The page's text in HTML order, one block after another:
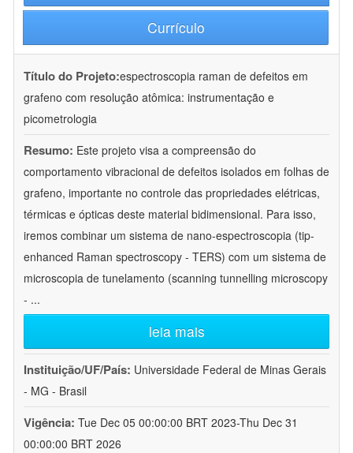
Currículo
Título do Projeto:espectroscopia raman de defeitos em
grafeno com resolução atômica: instrumentação e
picometrologia
Resumo: Este projeto visa a compreensão do
comportamento vibracional de defeitos isolados em folhas de
grafeno, importante no controle das propriedades elétricas,
térmicas e ópticas deste material bidimensional. Para isso,
iremos combinar um sistema de nano-espectroscopia (tip-
enhanced Raman spectroscopy - TERS) com um sistema de
microscopia de tunelamento (scanning tunnelling microscopy
- ...
leia mais
Instituição/UF/País: Universidade Federal de Minas Gerais
- MG - Brasil
Vigência: Tue Dec 05 00:00:00 BRT 2023-Thu Dec 31
00:00:00 BRT 2026